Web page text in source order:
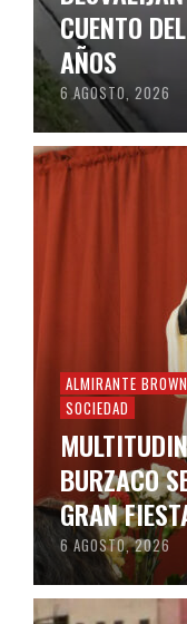
CUENTO
AÑOS
6 AGOSTO, 2026
ALMIRANTE BROWN
SOCIEDAD
BURZACO
GRAN
6 AGOSTO, 2026